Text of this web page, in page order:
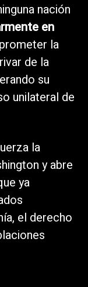
nación
en
la
de la
su
unilateral de
la
y abre
ya
el derecho